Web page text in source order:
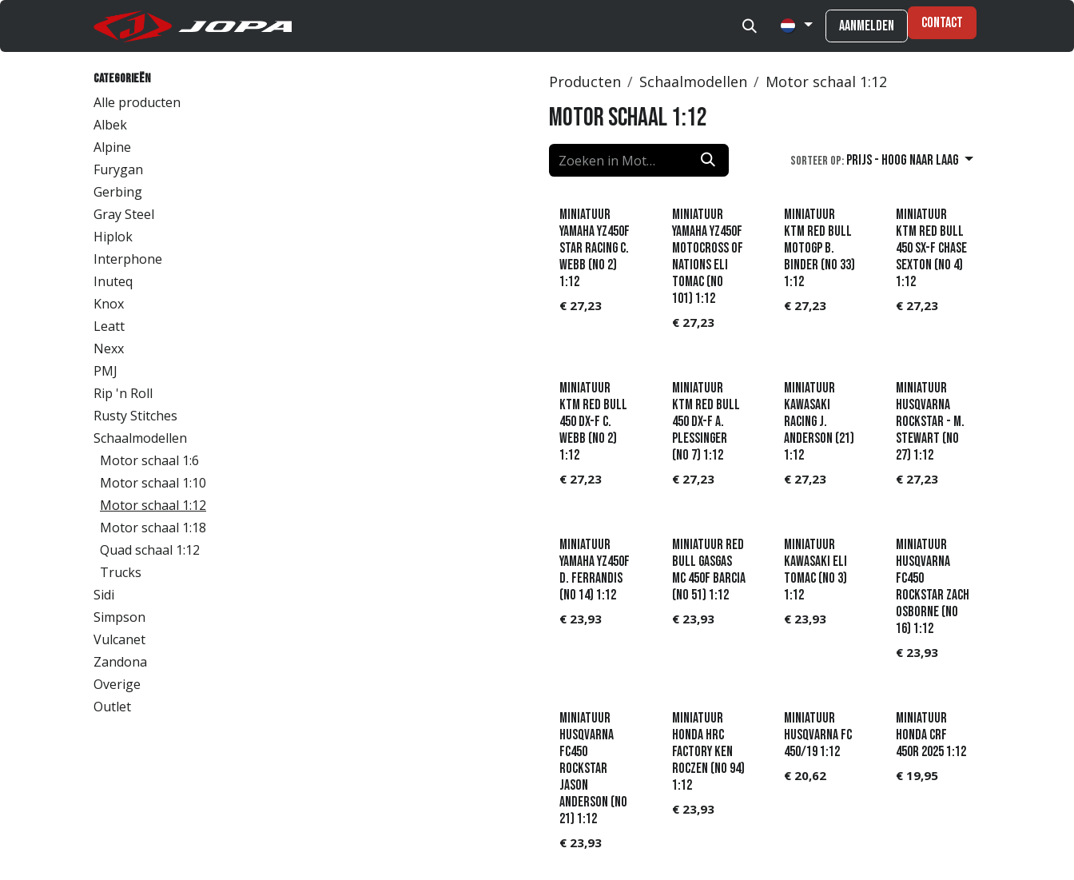
Overslaan naar inhoud
Aanmelden Contact
Categorieën
Alle producten
Albek
Alpine
Furygan
Gerbing
Gray Steel
Hiplok
Interphone
Inuteq
Knox
Leatt
Nexx
PMJ
Rip 'n Roll
Rusty Stitches
Schaalmodellen
Motor schaal 1:6
Motor schaal 1:10
Motor schaal 1:12
Motor schaal 1:18
Quad schaal 1:12
Trucks
Sidi
Simpson
Vulcanet
Zandona
Overige
Outlet
Producten Schaalmodellen Motor schaal 1:12
Motor schaal 1:12
Sorteer op: Prijs - hoog naar laag
Miniatuur
Yamaha YZ450F
Star Racing C.
Webb (No 2)
1:12
€ 27,23
Miniatuur
Yamaha YZ450F
Motocross of
Nations Eli
Tomac (No
101) 1:12
€ 27,23
Miniatuur
KTM Red Bull
MotoGP B.
Binder (No 33)
1:12
€ 27,23
Miniatuur
KTM Red Bull
450 SX-F Chase
Sexton (No 4)
1:12
€ 27,23
Miniatuur
KTM Red Bull
450 DX-F C.
Webb (No 2)
1:12
€ 27,23
Miniatuur
KTM Red Bull
450 DX-F A.
Plessinger
(No 7) 1:12
€ 27,23
Miniatuur
Kawasaki
Racing J.
Anderson (21)
1:12
€ 27,23
Miniatuur
Husqvarna
Rockstar - M.
Stewart (No
27) 1:12
€ 27,23
Miniatuur
Yamaha YZ450F
D. Ferrandis
(No 14) 1:12
€ 23,93
Miniatuur Red
Bull GasGas
MC 450F Barcia
(No 51) 1:12
€ 23,93
Miniatuur
Kawasaki Eli
Tomac (No 3)
1:12
€ 23,93
Miniatuur
Husqvarna
FC450
Rockstar Zach
Osborne (No
16) 1:12
€ 23,93
Miniatuur
Husqvarna
FC450
Rockstar
Jason
Anderson (No
21) 1:12
€ 23,93
Miniatuur
Honda HRC
Factory Ken
Roczen (No 94)
1:12
€ 23,93
Miniatuur
Husqvarna FC
450/19 1:12
€ 20,62
Miniatuur
Honda CRF
450R 2025 1:12
€ 19,95